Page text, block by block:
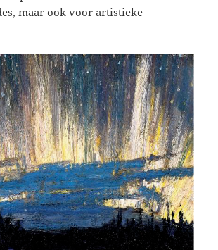
maar ook voor artistieke